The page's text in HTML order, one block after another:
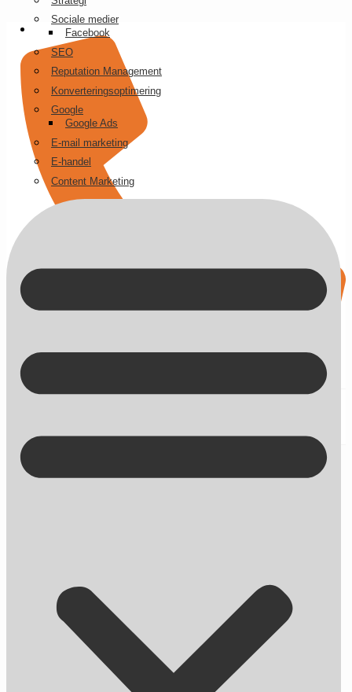
Kontakt på +45 70 13 63 23
Sociale medier
Facebook
SEO
Reputation Management
Konverteringsoptimering
Google
Google Ads
E-mail marketing
E-handel
Content Marketing
Google justerer ofte – også ’featured